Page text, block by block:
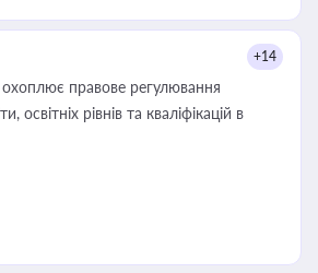
+14
правове регулювання
освітніх рівнів та кваліфікацій в